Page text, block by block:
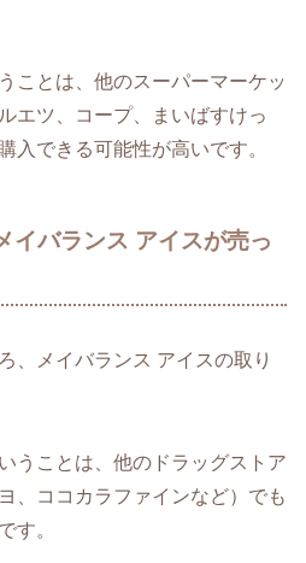
ことは、他のスーパーマーケッ
エツ、コープ、まいばすけっ
入できる可能性が高いです。
イバランス アイスが売っ
、メイバランス アイスの取り
うことは、他のドラッグストア
、ココカラファインなど）でも
す。